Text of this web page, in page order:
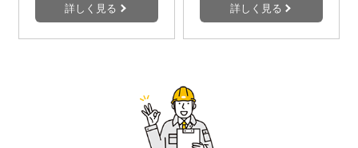
詳しく見る 詳しく見る